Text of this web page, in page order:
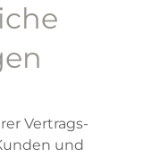
Vertrags-
und